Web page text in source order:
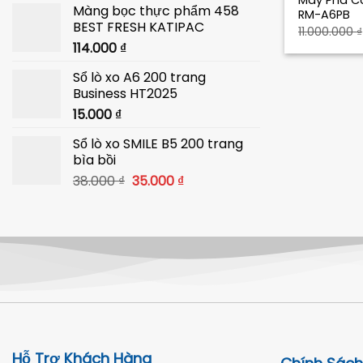
là:
40.000 ₫.
tại
là:
Màng bọc thực phẩm 458
BEST FRESH KATIPAC
114.000 ₫
Sổ lò xo A6 200 trang
Business HT2025
15.000 ₫
Sổ lò xo SMILE B5 200 trang
bìa bồi
38.000₫ Giá
35.000 ₫Giá
RM-A6PB
11.000.000₫
Hỗ Trợ Khách Hàng